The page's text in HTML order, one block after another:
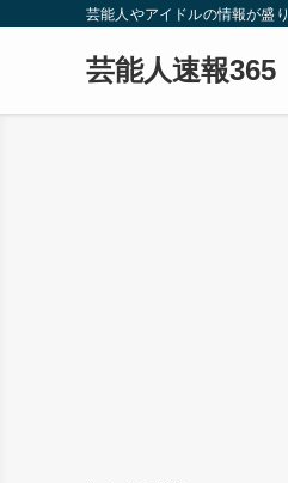
芸能人やアイドルの情報が盛
芸能人速報365